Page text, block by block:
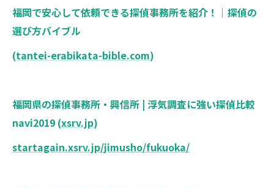
福岡で安心して依頼できる探偵事務所を紹介！｜探偵の
選び方バイブル
(tantei-erabikata-bible.com)
福岡県の探偵事務所・興信所 | 浮気調査に強い探偵比較
navi2019 (xsrv.jp)
startagain.xsrv.jp/jimusho/fukuoka/